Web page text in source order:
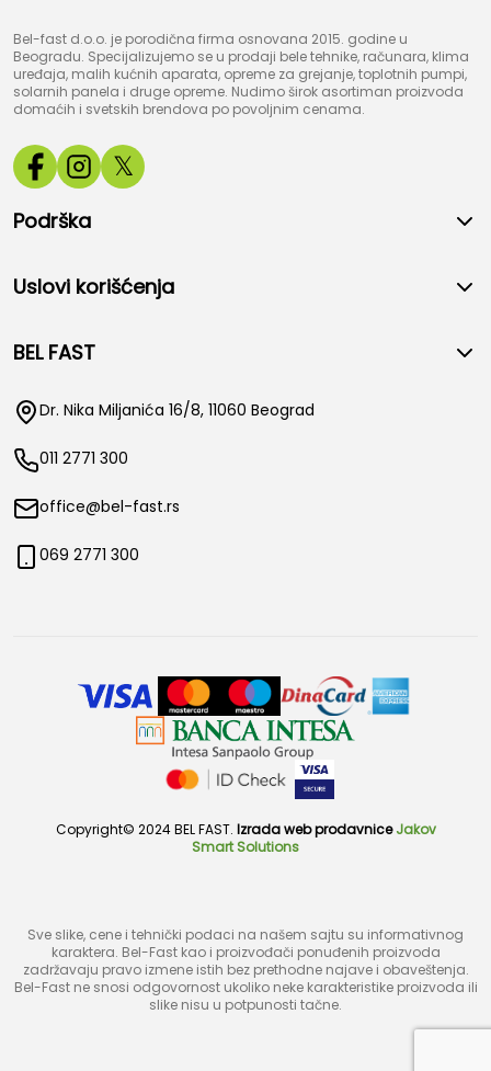
Bel-fast d.o.o. je porodična firma osnovana 2015. godine u
Beogradu. Specijalizujemo se u prodaji bele tehnike, računara, klima
uređaja, malih kućnih aparata, opreme za grejanje, toplotnih pumpi,
solarnih panela i druge opreme. Nudimo širok asortiman proizvoda
domaćih i svetskih brendova po povoljnim cenama.
𝕏
Podrška
Uslovi korišćenja
BEL FAST
Dr. Nika Miljanića 16/8, 11060 Beograd
011 2771 300
office@bel-fast.rs
069 2771 300
Copyright© 2024 BEL FAST. Izrada web prodavnice Jakov
Smart Solutions
Sve slike, cene i tehnički podaci na našem sajtu su informativnog
karaktera. Bel-Fast kao i proizvođači ponuđenih proizvoda
zadržavaju pravo izmene istih bez prethodne najave i obaveštenja.
Bel-Fast ne snosi odgovornost ukoliko neke karakteristike proizvoda ili
slike nisu u potpunosti tačne.